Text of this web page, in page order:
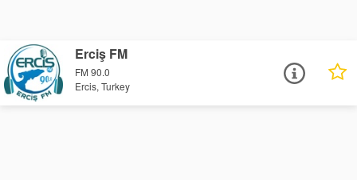
Erciş FM
FM 90.0
Ercis, Turkey